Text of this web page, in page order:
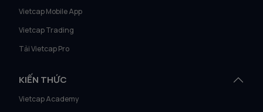
Vietcap Mobile App
Vietcap Trading
Tải Vietcap Pro
KIẾN THỨC
Vietcap Academy